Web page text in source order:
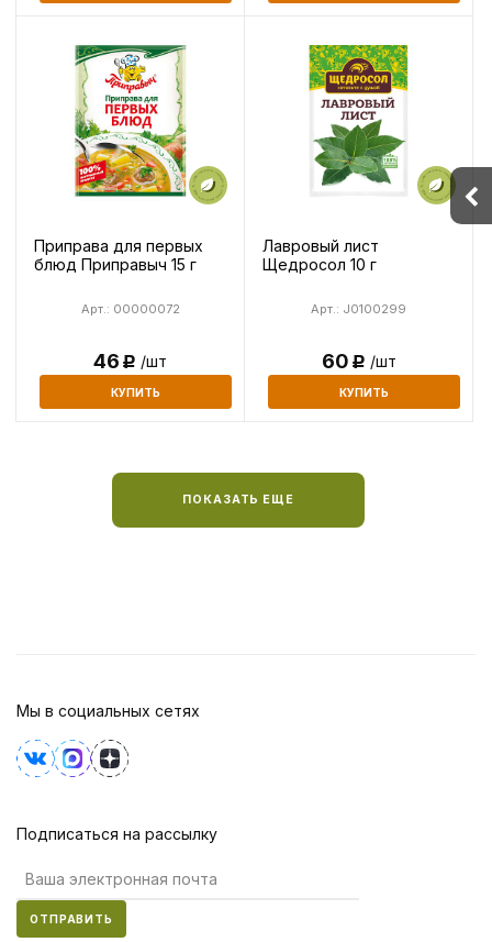
Приправа для первых
блюд Приправыч 15 г
Арт.: 00000072
46Р /шт
КУПИТЬ
Лавровый лист
Щедросол 10 г
Арт.: J0100299
60Р /шт
КУПИТЬ
ПОКАЗАТЬ ЕЩЕ
Мы в социальных сетях
Подписаться на рассылку
ОТПРАВИТЬ